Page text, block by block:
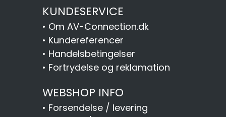
KUNDESERVICE
• Om AV-Connection.dk
• Kundereferencer
• Handelsbetingelser
• Fortrydelse og reklamation
WEBSHOP INFO
• Forsendelse / levering